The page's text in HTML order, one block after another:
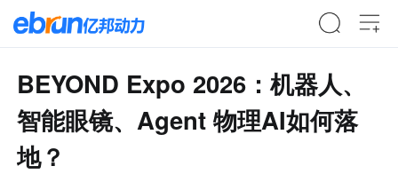
BEYOND Expo 2026：机器人、
智能眼镜、Agent 物理AI如何落
地？